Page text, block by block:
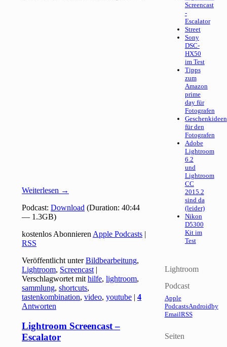
Weiterlesen →
Podcast:Download (Duration: 40:44
— 1.3GB)
kostenlos Abonnieren Apple Podcasts |
RSS
Veröffentlicht unter Bildbearbeitung,
Lightroom, Screencast |
Verschlagwortet mit hilfe,lightroom,
sammlung,shortcuts,
tastenkombination,video,youtube |4
Antworten
Lightroom Screencast –
Escalator
Screencast
-
Escalator
Street
Sony
DSC-
HX50
im Test
Tipps
zum
Amazon
prime
day für
Fotografen
Geschenkideen
für den
Fotografen
Adobe
Lightroom
6.2
und
Lightroom
CC
2015.2
sind da
(leider)
Nikon
D5300
Kit im
Test
Lightroom
Podcast
Apple
PodcastsAndroidby
EmailRSS
Seiten